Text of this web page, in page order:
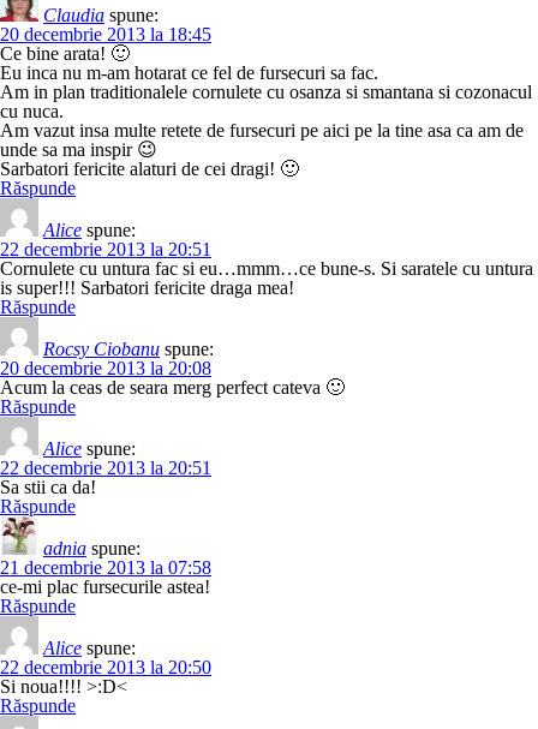
Claudia spune:
20 decembrie 2013 la 18:45
Ce bine arata! 🙂
Eu inca nu m-am hotarat ce fel de fursecuri sa fac.
Am in plan traditionalele cornulete cu osanza si smantana si cozonacul
cu nuca.
Am vazut insa multe retete de fursecuri pe aici pe la tine asa ca am de
unde sa ma inspir 😉
Sarbatori fericite alaturi de cei dragi! 🙂
Răspunde
Alice spune:
22 decembrie 2013 la 20:51
Cornulete cu untura fac si eu…mmm…ce bune-s. Si saratele cu untura
is super!!! Sarbatori fericite draga mea!
Răspunde
Rocsy Ciobanu spune:
20 decembrie 2013 la 20:08
Acum la ceas de seara merg perfect cateva 🙂
Răspunde
Alice spune:
22 decembrie 2013 la 20:51
Sa stii ca da!
Răspunde
adnia spune:
21 decembrie 2013 la 07:58
ce-mi plac fursecurile astea!
Răspunde
Alice spune:
22 decembrie 2013 la 20:50
Si noua!!!! >:D<
Răspunde